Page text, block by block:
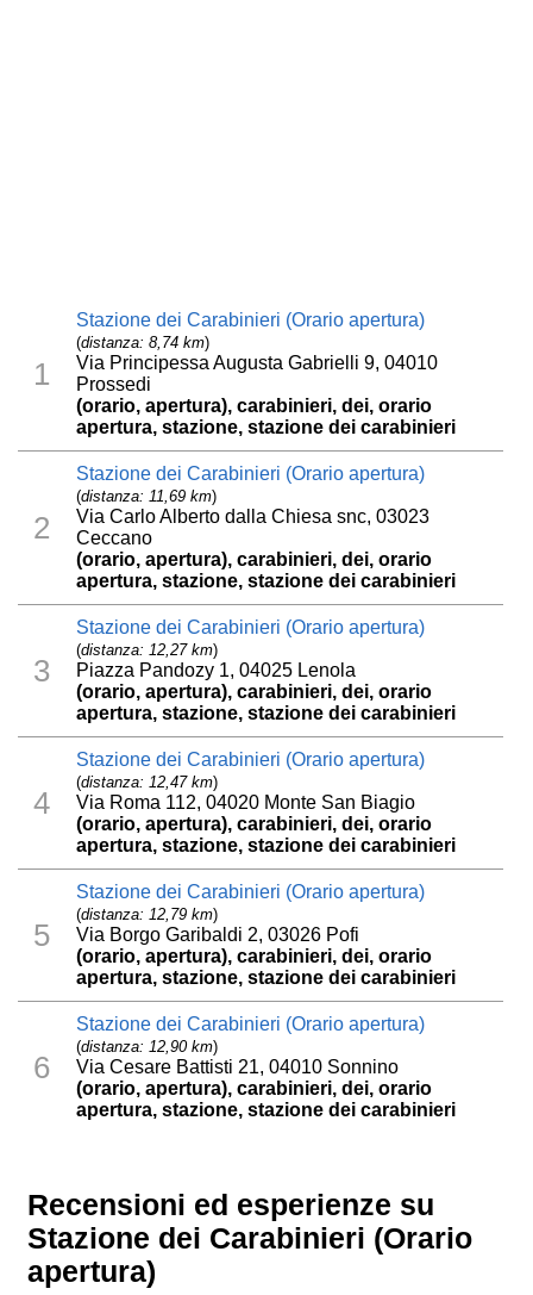
1
Stazione dei Carabinieri (Orario apertura)
(distanza: 8,74 km)
Via Principessa Augusta Gabrielli 9, 04010
Prossedi
(orario, apertura), carabinieri, dei, orario
apertura, stazione, stazione dei carabinieri
2
Stazione dei Carabinieri (Orario apertura)
(distanza: 11,69 km)
Via Carlo Alberto dalla Chiesa snc, 03023
Ceccano
(orario, apertura), carabinieri, dei, orario
apertura, stazione, stazione dei carabinieri
3
Stazione dei Carabinieri (Orario apertura)
(distanza: 12,27 km)
Piazza Pandozy 1, 04025 Lenola
(orario, apertura), carabinieri, dei, orario
apertura, stazione, stazione dei carabinieri
4
Stazione dei Carabinieri (Orario apertura)
(distanza: 12,47 km)
Via Roma 112, 04020 Monte San Biagio
(orario, apertura), carabinieri, dei, orario
apertura, stazione, stazione dei carabinieri
5
Stazione dei Carabinieri (Orario apertura)
(distanza: 12,79 km)
Via Borgo Garibaldi 2, 03026 Pofi
(orario, apertura), carabinieri, dei, orario
apertura, stazione, stazione dei carabinieri
6
Stazione dei Carabinieri (Orario apertura)
(distanza: 12,90 km)
Via Cesare Battisti 21, 04010 Sonnino
(orario, apertura), carabinieri, dei, orario
apertura, stazione, stazione dei carabinieri
Recensioni ed esperienze su
Stazione dei Carabinieri (Orario
apertura)